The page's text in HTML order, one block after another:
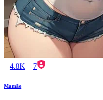
4.8K 7
Mamãe